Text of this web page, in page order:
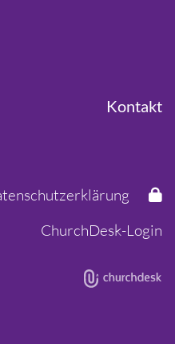
Kontakt
ChurchDesk-Login